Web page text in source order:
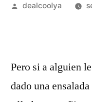
Publicado
dealcoolya
Pero si a alguien
dado una